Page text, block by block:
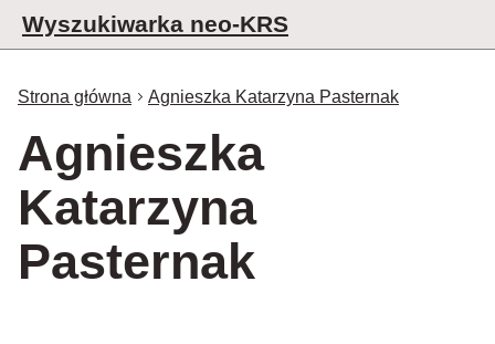
Wyszukiwarka neo-KRS
Strona główna Agnieszka Katarzyna Pasternak
Agnieszka
Katarzyna
Pasternak